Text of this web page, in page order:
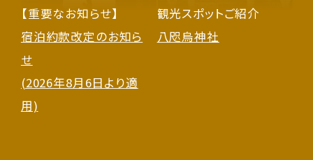
【重要なお知らせ】
宿泊約款改定のお知ら
せ
(2026年8月6日より適
用)
観光スポットご紹介
八咫烏神社